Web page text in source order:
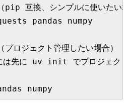
互換、シンプルに使いたい
pandas numpy
ロジェクト管理したい場合）
先に uv init でプロジェクト